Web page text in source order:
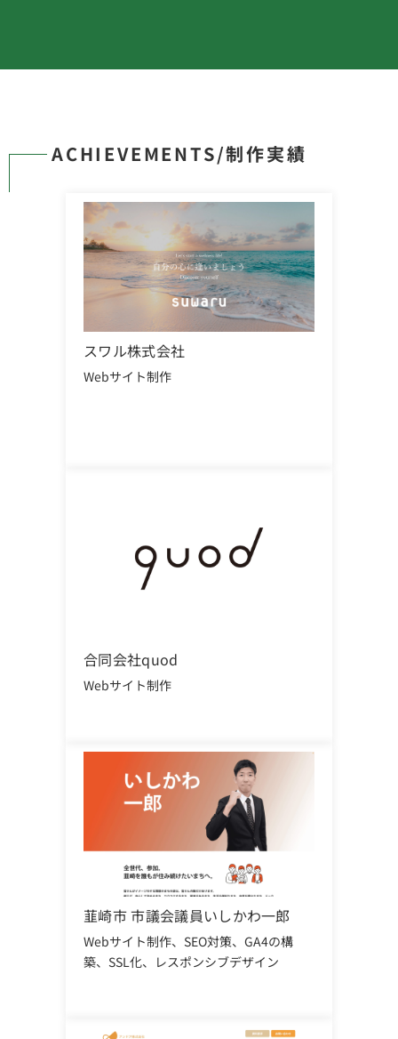
ACHIEVEMENTS/制作実績
スワル株式会社
Webサイト制作
合同会社quod
Webサイト制作
韮崎市 市議会議員いしかわ一郎
Webサイト制作、 SEO対策、 GA4の構
築、 SSL化、 レスポンシブデザイン